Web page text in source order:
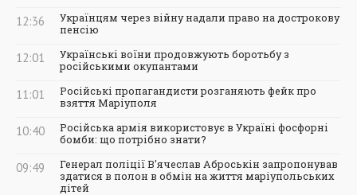
12:36
Українцям через війну надали право на дострокову
пенсію
12:01
Українські воїни продовжують боротьбу з
російськими окупантами
11:01
Російські пропагандисти розганяють фейк про
взяття Маріуполя
10:40
Російська армія використовує в Україні фосфорні
бомби: що потрібно знати?
09:49
Генерал поліції В'ячеслав Аброськін запропонував
здатися в полон в обмін на життя маріупольських
дітей